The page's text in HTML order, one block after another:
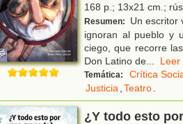
168 p.; 13x21 cm.;
Resumen:
Un escritor
ignoran al pueblo y
ciego, que recorre
Don Latino de
Temática: Crítica
Justicia Teatro
¿Y todo esto